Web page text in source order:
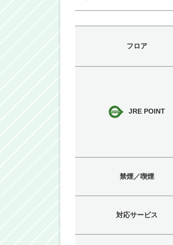
フロア
JRE POINT
禁煙／喫煙
対応サービス